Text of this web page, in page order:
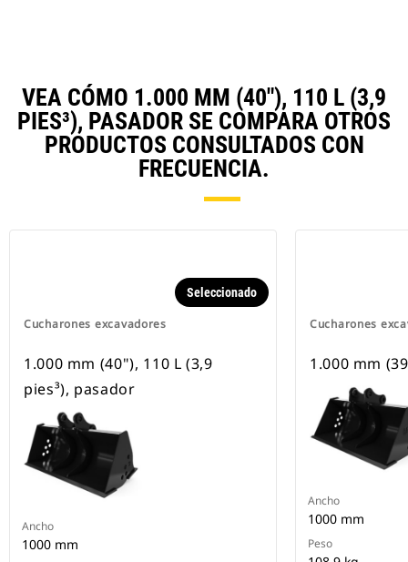
VEA CÓMO 1.000 MM (40"), 110 L (3,9
PIES³), PASADOR SE COMPARA OTROS
PRODUCTOS CONSULTADOS CON
FRECUENCIA.
Cucharones excavadores
Seleccionado
1.000 mm (40"), 110 L (3,9
pies³), pasador
Ancho
1000 mm
Cucharones
1.000 mm
Ancho
1000 mm
Peso